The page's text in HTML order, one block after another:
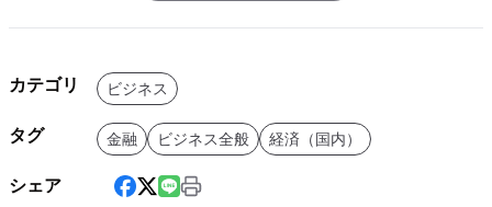
カテゴリ ビジネス
タグ 金融 ビジネス全般 経済（国内）
シェア